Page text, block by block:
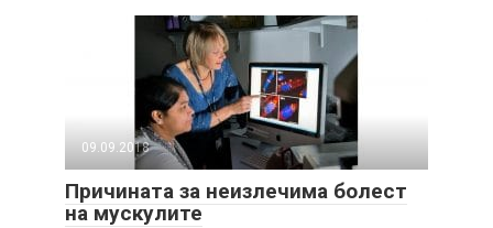
09.09.2018
Причината за неизлечима болест
на мускулите